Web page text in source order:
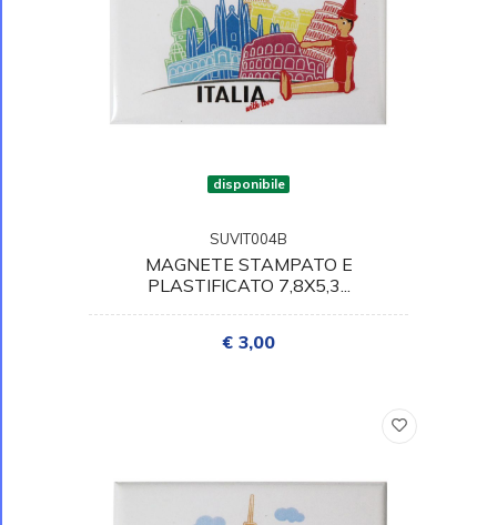
disponibile
SUVIT004B
MAGNETE STAMPATO E
PLASTIFICATO 7,8X5,3...
€ 3,00